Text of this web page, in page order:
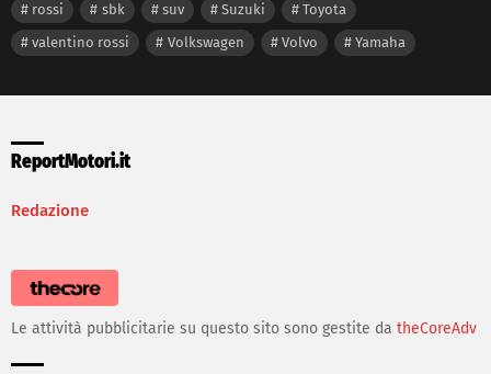
rossi
sbk suv Suzuki
Toyota
valentino rossi
Volkswagen Volvo Yamaha
ReportMotori.it
Redazione
Le attività pubblicitarie su questo sito sono gestite da theCoreAdv